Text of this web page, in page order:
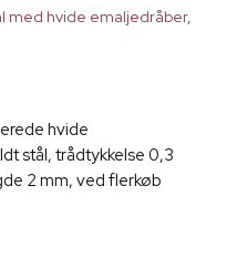
med hvide emaljedråber,
hvide
stål, trådtykkelse 0,3
2 mm, ved flerkøb